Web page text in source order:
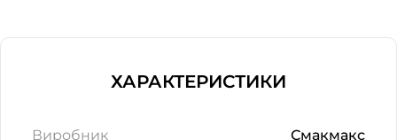
ХАРАКТЕРИСТИКИ
Виробник Смакмакс